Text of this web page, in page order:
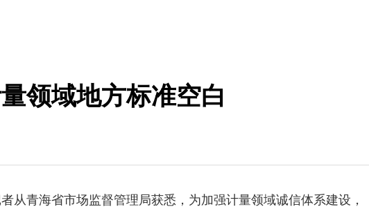
领域地方标准空白
从青海省市场监督管理局获悉，为加强计量领域诚信体系建设，